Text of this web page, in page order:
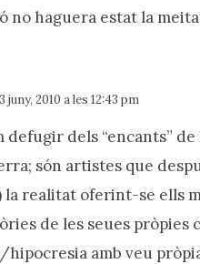
no haguera estat la
juny, 2010 a les 12:43 pm
defugir dels “encants”
són artistes que
la realitat oferint-se ells
de les seues pròpies
amb veu